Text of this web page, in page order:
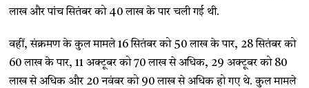
लाख और पांच सितंबर को 40 लाख के पार चली गई थी.
वहीं, संक्रमण के कुल मामले 16 सितंबर को 50 लाख के पार, 28 सितंबर को
60 लाख के पार, 11 अक्टूबर को 70 लाख से अधिक, 29 अक्टूबर को 80
लाख से अधिक और 20 नवंबर को 90 लाख से अधिक हो गए थे. कुल मामले